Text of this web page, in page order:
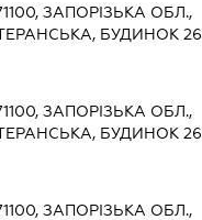
ЗАПОРІЗЬКА ОБЛ.,
БУДИНОК 26
ЗАПОРІЗЬКА ОБЛ.,
БУДИНОК 26
ЗАПОРІЗЬКА ОБЛ.,